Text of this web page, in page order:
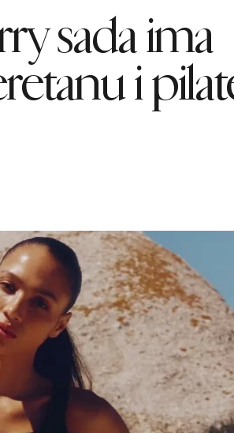
sada ima
i